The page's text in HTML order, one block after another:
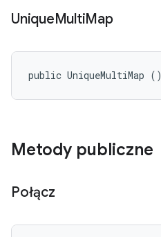
UniqueMultiMap
public UniqueMultiMap ()
Metody publiczne
Połącz